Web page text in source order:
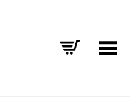
Alternar Menu